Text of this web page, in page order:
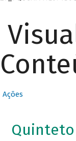
Ações